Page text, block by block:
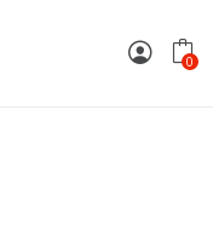
0
Da Attivare